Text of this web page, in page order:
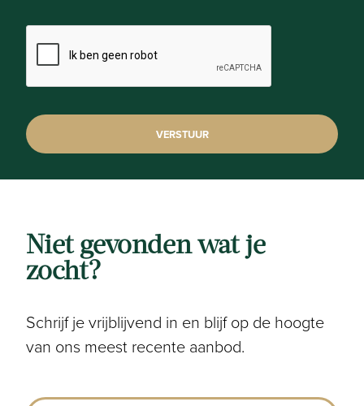
Tuin:
Tuin breedte:
6 m
Tuin diepte:
12 m
Noord-Oost
Tuin kwaliteit:
Niet gevonden wat je
zocht?
Schrijf je vrijblijvend in en blijf op de hoogte
van ons meest recente aanbod.